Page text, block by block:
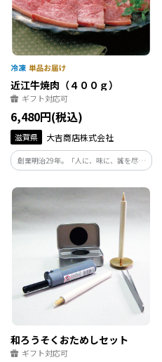
近江牛焼肉（４００ｇ）
ギフト対応可
6,480円(税込)
滋賀県 大吉商店株式会社
創業明治29年。「人に、味に、誠を尽く
す」をモットーに、自社牧場での肥育か
ら自社での加工、商品化、配送の一環流
通で日々近江牛の「美味しさを」お客様
にお届けできますよう一生懸命頑張って
おります。
和ろうそくおためしセット
ギフト対応可